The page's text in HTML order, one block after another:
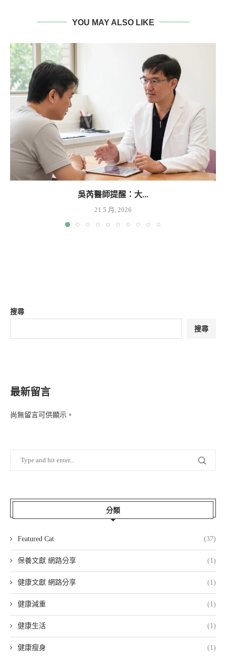
YOU MAY ALSO LIKE
吳芮醫師提醒：大...
21 5 月, 2026
搜尋
搜尋
最新留言
尚無留言可供顯示。
分類
Featured Cat (37)
保養文獻 網路分享 (1)
健康文獻 網路分享 (1)
健康減重 (1)
健康生活 (1)
健康瘦身 (1)